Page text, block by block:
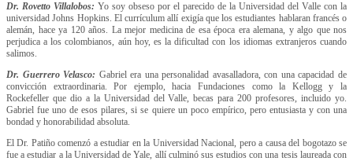
Dr. Rovetto Villalobos: Yo soy obseso por el parecido de la Universidad del Valle con la
universidad Johns Hopkins. El currículum allí exigía que los estudiantes hablaran francés o
alemán, hace ya 120 años. La mejor medicina de esa época era alemana, y algo que nos
perjudica a los colombianos, aún hoy, es la dificultad con los idiomas extranjeros cuando
salimos.
Dr. Guerrero Velasco: Gabriel era una personalidad avasalladora, con una capacidad de
convicción extraordinaria. Por ejemplo, hacia Fundaciones como la Kellogg y la
Rockefeller que dio a la Universidad del Valle, becas para 200 profesores, incluido yo.
Gabriel fue uno de esos pilares, si se quiere un poco empírico, pero entusiasta y con una
bondad y honorabilidad absoluta.
El Dr. Patiño comenzó a estudiar en la Universidad Nacional, pero a causa del bogotazo se
fue a estudiar a la Universidad de Yale, allí culminó sus estudios con una tesis laureada con